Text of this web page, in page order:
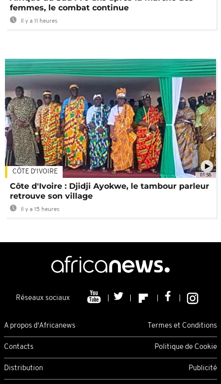
femmes, le combat continue
Il y a 11 heures
01:58
CÔTE D'IVOIRE
Côte d'Ivoire : Djidji Ayokwe, le tambour parleur
retrouve son village
Il y a 15 heures
Réseaux sociaux
A propos d'Africanews Termes et Conditions
Contacts Politique de Cookie
Distribution Publicité